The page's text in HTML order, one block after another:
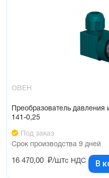
ОВЕН
Преобразователь
141-0,25
Под заказ
Срок производства 9 дней
16 470,00 ₽/штс НДС В